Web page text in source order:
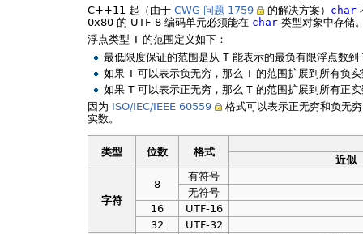
C++11 起（由于 CWG 问题 1759 的解决方案） char
0x80 的 UTF-8 编码单元必须能在 char 类型对象中存储
浮点类型 T 的范围定义如下：
最低限度保证的范围是从T 能表示的最负有限浮点数到
如果T 可以表示负无穷，那么T 的范围扩展到所有负
如果T 可以表示正无穷，那么T 的范围扩展到所有正
因为 ISO/IEC/IEEE 60559
格式可以表示正无穷和负无
实数。
类型 位数 格式
近似
字符
8
有符号
无符号
16
UTF-16
32
UTF-32